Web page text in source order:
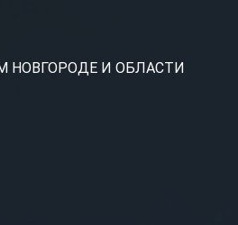
И ОБЛАСТИ